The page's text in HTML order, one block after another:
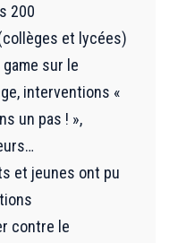
200
et lycées)
sur le
interventions «
un pas ! »,
et jeunes ont pu
contre le